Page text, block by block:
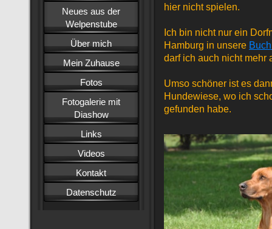
Neues aus der
Welpenstube
Über mich
Mein Zuhause
Fotos
Fotogalerie mit
Diashow
Links
Videos
Kontakt
Datenschutz
hier nicht spielen.
Ich bin nicht nur ein
Hamburg in unsere
darf ich auch nicht mehr
Umso schöner ist es
Hundewiese, wo ich
gefunden habe.